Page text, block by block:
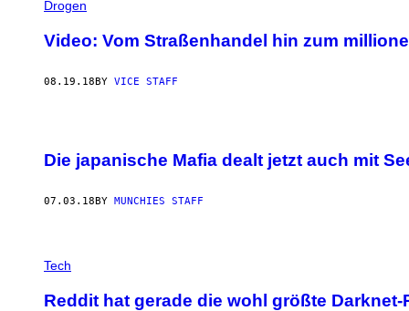
Drogen
Video: Vom Straßenhandel hin zum
08.19.18BY VICE STAFF
Die japanische Mafia dealt jetzt auch mit
07.03.18 BY MUNCHIES STAFF
Tech
Reddit hat gerade die wohl größte